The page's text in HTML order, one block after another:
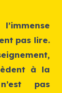
pas lire.
à la
pas